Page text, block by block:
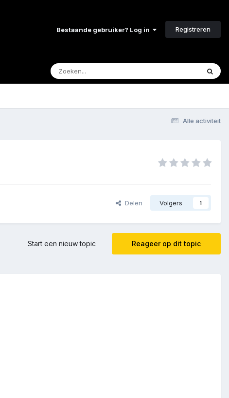
Bestaande gebruiker? Log in Registreren
Alle activiteit
Delen Volgers 1
Reageer op dit topic
Start een nieuw topic